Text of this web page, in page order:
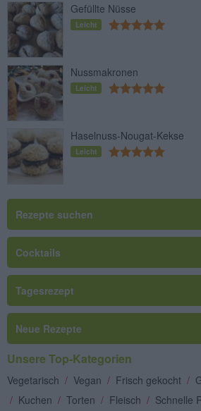
Gefüllte Nüsse
Leicht
Nussmakronen
Leicht
Haselnuss-Nougat-Kekse
Leicht
Rezepte suchen
Cocktails
Tagesrezept
Neue Rezepte
Unsere Top-Kategorien
Vegetarisch / Vegan / Frisch gekocht /
/ Kuchen / Torten / Fleisch / Schnelle